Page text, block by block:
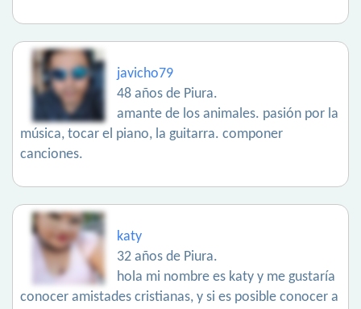
javicho79
48 años de Piura.
amante de los animales. pasión por la
música, tocar el piano, la guitarra. componer
canciones.
katy
32 años de Piura.
hola mi nombre es katy y me gustaría
conocer amistades cristianas, y si es posible conocer a